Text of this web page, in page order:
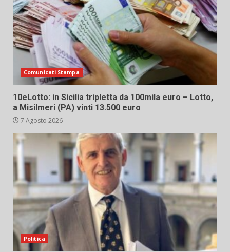
Comunicati Stampa
10eLotto: in Sicilia tripletta da 100mila euro – Lotto,
a Misilmeri (PA) vinti 13.500 euro
7 Agosto 2026
Politica